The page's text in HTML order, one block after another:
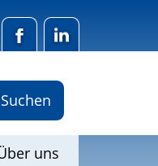
FacebookLinkedIn
uns